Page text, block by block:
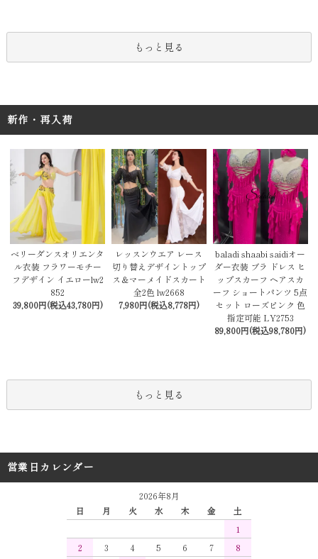
もっと見る
新作・再入荷
ベリーダンスオリエンタ
ル衣装 フラワーモチー
フデザイン イエローlw2
852
39,800円(税込43,780円)
レッスンウエア レース
切り替えデザイントップ
ス＆マーメイドスカート
全2色 lw2668
7,980円(税込8,778円)
baladi shaabi saidiオー
ダー衣装 ブラ ドレス ヒ
ップスカーフ ヘアスカ
ーフ ショートパンツ 5点
セット ローズピンク 色
指定可能 LY2753
89,800円(税込98,780円)
もっと見る
営業日カレンダー
2026年8月
日
月 火 水 木 金
土
1
2
3 4 5 6 7
8